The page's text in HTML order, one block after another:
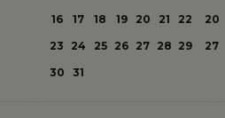
16
17 18 19 20 21
22
23
24 25 26 27 28 29
30
31
20
27